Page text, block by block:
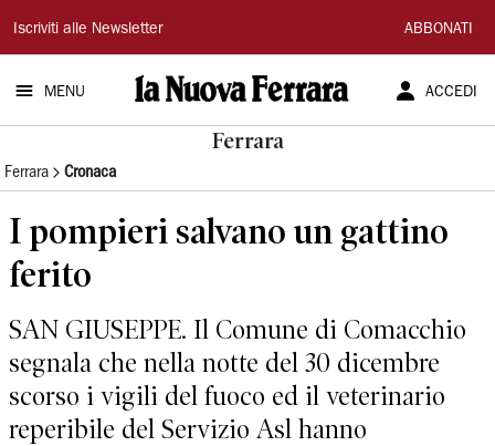
La
Nuova
Ferrara
Iscriviti alle Newsletter ABBONATI
MENU ACCEDI
Ferrara
Ferrara Cronaca
I pompieri salvano un gattino
ferito
SAN GIUSEPPE. Il Comune di Comacchio
segnala che nella notte del 30 dicembre
scorso i vigili del fuoco ed il veterinario
reperibile del Servizio Asl hanno